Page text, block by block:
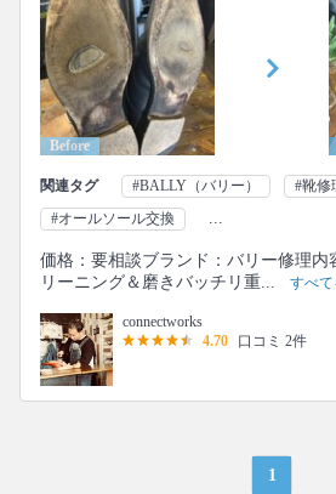
Before
関連タグ #BALLY（バリー）
#靴修
#オールソール交換
...
価格：要相談ブランド：バリー修理内
リーニング＆磨きバッチリ重...
すべ
connectworks
4.70
口コミ 2件
1